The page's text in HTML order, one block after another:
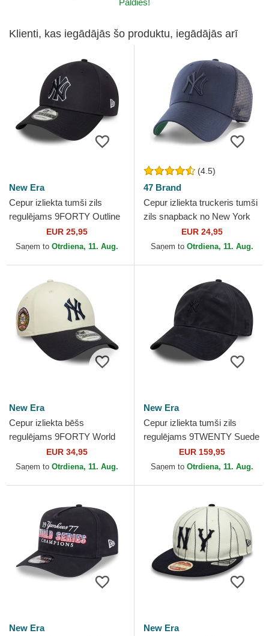
Paldies!
Klienti, kas iegādājās šo produktu, iegādājās arī
New Era
Cepur izliekta tumši zils
regulējams 9FORTY Outline
no New York Yankees MLB
no New Era
EUR 25,95
Saņem to Otrdiena, 11. Aug.
(4.5)
47 Brand
Cepur izliekta truckeris tumši
zils snapback no New York
Yankees MLB no 47 Brand
EUR 24,95
Saņem to Otrdiena, 11. Aug.
New Era
Cepur izliekta bēšs
regulējams 9FORTY World
Series no New York Yankees
MLB no New Era
EUR 34,95
Saņem to Otrdiena, 11. Aug.
New Era
Cepur izliekta tumši zils
regulējams 9TWENTY Suede
no New York Yankees MLB
no New Era
EUR 159,95
Saņem to Otrdiena, 11. Aug.
New Era
New Era